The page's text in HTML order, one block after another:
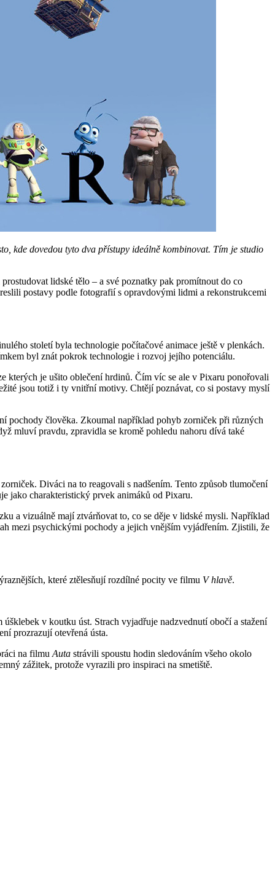
kde dovedou tyto dva přístupy ideálně kombinovat. Tím je studio
lidské tělo – a své poznatky pak promítnout do co
postavy podle fotografií s opravdovými lidmi a rekonstrukcemi
století byla technologie počítačové animace ještě v plenkách.
byl znát pokrok technologie i rozvoj jejího potenciálu.
kterých je ušito oblečení hrdinů. Čím víc se ale v Pixaru ponořovali
jsou totiž i ty vnitřní motivy. Chtějí poznávat, co si postavy myslí
pochody člověka. Zkoumal například pohyb zorniček při různých
mluví pravdu, zpravidla se kromě pohledu nahoru dívá také
Diváci na to reagovali s nadšením. Tento způsob tlumočení
jako charakteristický prvek animáků od Pixaru.
a vizuálně mají ztvárňovat to, co se děje v lidské mysli. Například
mezi psychickými pochody a jejich vnějším vyjádřením. Zjistili, že
které ztělesňují rozdílné pocity ve filmu V hlavě.
v koutku úst. Strach vyjadřuje nadzvednutí obočí a stažení
prozrazují otevřená ústa.
na filmu Auta strávili spoustu hodin sledováním všeho okolo
zážitek, protože vyrazili pro inspiraci na smetiště.